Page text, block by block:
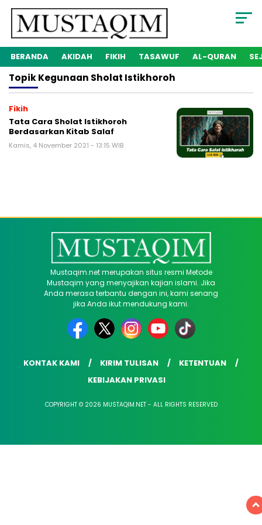
BERANDA AKIDAH FIKIH TASAWUF AL-QURAN
TopikKegunaan Sholat Istikhoroh
Fikih
Tata Cara Sholat Istikhoroh
Berdasarkan Kitab Salaf
Kamis, 4 November 2021 - 13:15 WIB
Mustaqim.net merupakan situs resmi Metode
Mustaqim yang menyajikan kajian islami. Jika
Anda merasa terbantu dengan ini, kami senang
jika Anda ikut mendukung kami.
KONTAK KAMI KIRIM TULISAN
KETENTUAN
KEBIJAKAN PRIVASI
COPYRIGHT © 2026 MUSTAQIM.NET - ALL RIGHTS RESERVED